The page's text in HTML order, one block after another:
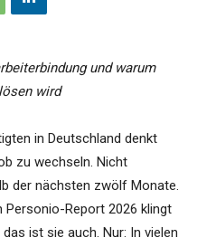
und warum
wird
in Deutschland denkt
zu wechseln. Nicht
der nächsten zwölf Monate.
Personio-Report 2026 klingt
ist sie auch. Nur: In vielen